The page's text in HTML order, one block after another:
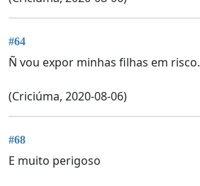
#64
Ñ vou expor minhas filhas em risco.
(Criciúma, 2020-08-06)
#68
E muito perigoso